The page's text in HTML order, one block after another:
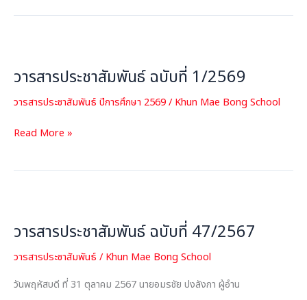
วารสารประชาสัมพันธ์ ฉบับที่ 1/2569
วารสารประชาสัมพันธ์ ปีการศึกษา 2569/Khun Mae Bong School
ฉบับ
1/2569
Read More »
วารสารประชาสัมพันธ์ ฉบับที่ 47/2567
วารสารประชาสัมพันธ์ /Khun Mae Bong School
วันพฤหัสบดี ที่ 31 ตุลาคม 2567 นายอมรชัย ปงลังกา ผู้อำน
ฉบับ
47/2567